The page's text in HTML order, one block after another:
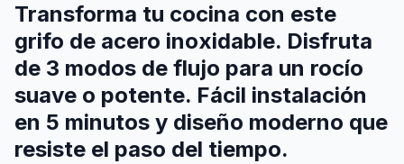
Transforma tu cocina con este
grifo de acero inoxidable. Disfruta
de 3 modos de flujo para un rocío
suave o potente. Fácil instalación
en 5 minutos y diseño moderno que
resiste el paso del tiempo.